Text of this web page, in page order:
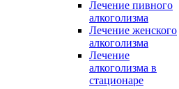
Лечение пивного
алкоголизма
Лечение женского
алкоголизма
Лечение
алкоголизма в
стационаре